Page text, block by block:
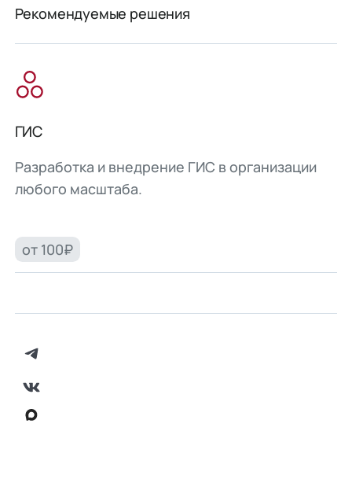
Рекомендуемые решения
ГИС
Разработка и внедрение ГИС в организации
любого масштаба.
от 100₽